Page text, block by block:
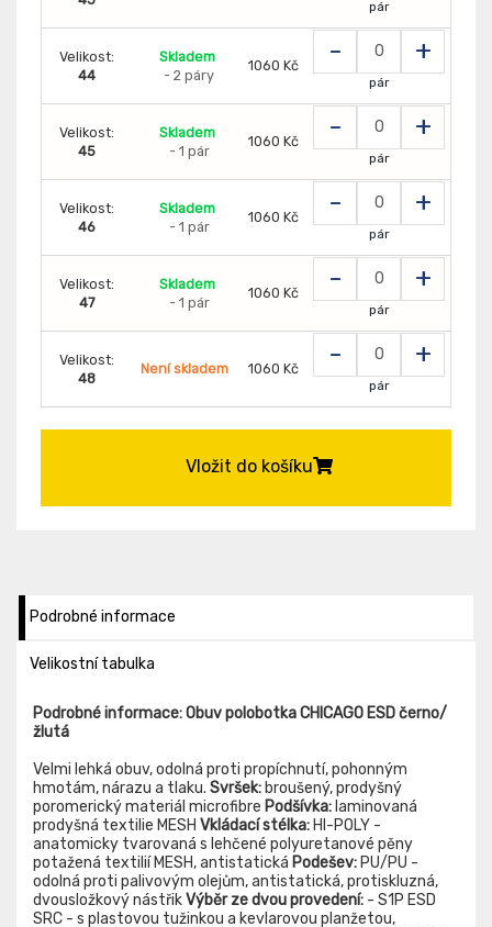
pár
Velikost:
44
Skladem
- 2 páry
1060 Kč - +
pár
Velikost:
45
Skladem
- 1 pár
1060 Kč - +
pár
Velikost:
46
Skladem
- 1 pár
1060 Kč - +
pár
Velikost:
47
Skladem
- 1 pár
1060 Kč - +
pár
Velikost:
48
Není skladem 1060 Kč - +
pár
Vložit do košíku
Podrobné informace
Velikostní tabulka
Podrobné informace: Obuv polobotka CHICAGO ESD černo/
žlutá
Velmi lehká obuv, odolná proti propíchnutí, pohonným
hmotám, nárazu a tlaku. Svršek: broušený, prodyšný
poromerický materiál microfibre Podšívka: laminovaná
prodyšná textilie MESH Vkládací stélka: HI-POLY -
anatomicky tvarovaná s lehčené polyuretanové pěny
potažená textilií MESH, antistatická Podešev: PU/PU -
odolná proti palivovým olejům, antistatická, protiskluzná,
dvousložkový nástřikVýběr ze dvou provedení: - S1P ESD
SRC - s plastovou tužinkou a kevlarovou planžetou,